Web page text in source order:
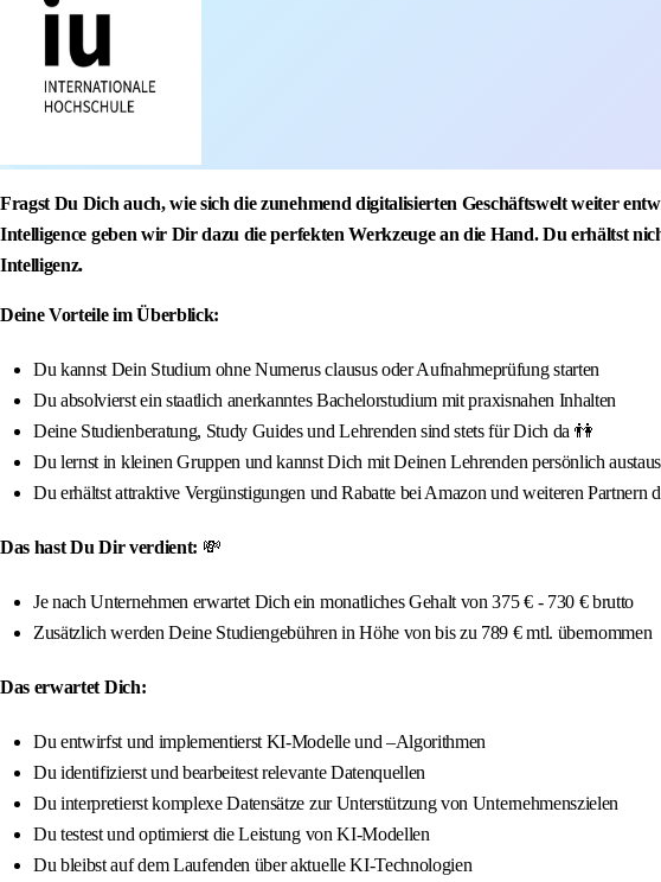
Fragst Du Dich auch, wie sich die zunehmend digitalisierten Geschäftswelt weiter
Intelligence geben wir Dir dazu die perfekten Werkzeuge an die Hand. Du erhältst
Intelligenz.
Deine Vorteile im Überblick:
Du kannst Dein Studium ohne Numerus clausus oder Aufnahmeprüfung starten
Du absolvierst ein staatlich anerkanntes Bachelorstudium mit praxisnahen Inhalten
Deine Studienberatung, Study Guides und Lehrenden sind stets für Dich da 👫
Du lernst in kleinen Gruppen und kannst Dich mit Deinen Lehrenden persönlich
Du erhältst attraktive Vergünstigungen und Rabatte bei Amazon und weiteren Partnern
Das hast Du Dir verdient: 💸
Je nach Unternehmen erwartet Dich ein monatliches Gehalt von 375 € - 730 € brutto
Zusätzlich werden Deine Studiengebühren in Höhe von bis zu 789 € mtl. übernommen
Das erwartet Dich:
Du entwirfst und implementierst KI-Modelle und –Algorithmen
Du identifizierst und bearbeitest relevante Datenquellen
Du interpretierst komplexe Datensätze zur Unterstützung von Unternehmenszielen
Du testest und optimierst die Leistung von KI-Modellen
Du bleibst auf dem Laufenden über aktuelle KI-Technologien